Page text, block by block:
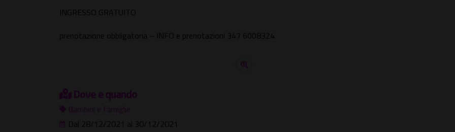
INGRESSO GRATUITO
prenotazione obbligatoria – INFO e prenotazioni 347 6008324
Dove e quando
Bambini e famiglie
Dal 28/12/2021 al 30/12/2021